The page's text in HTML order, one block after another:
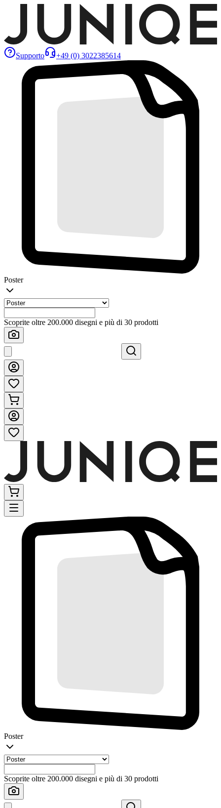
Supporto +49 (0) 3022385614
Poster
Scoprite oltre 200.000 disegni e più di 30 prodotti
Poster
Scoprite oltre 200.000 disegni e più di 30 prodotti